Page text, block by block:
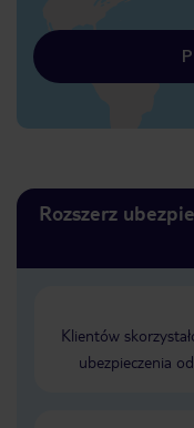
Rozszerz
Klientów
ubezpieczenia